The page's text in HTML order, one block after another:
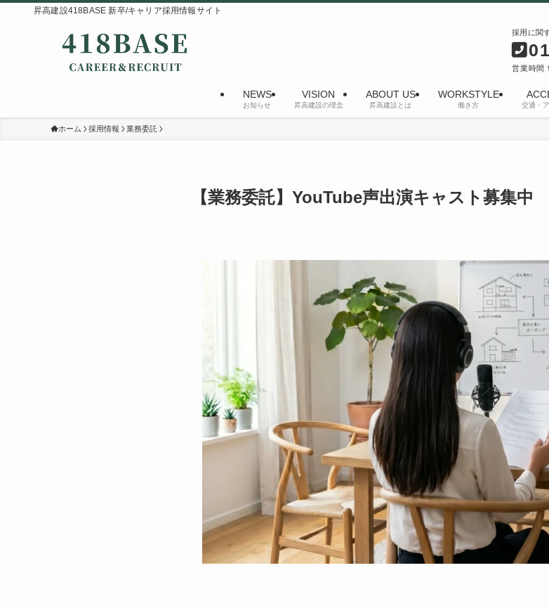
昇高建設418BASE 新卒/キャリア採用情報サイト
採用に関
営業時間
NEWS
お知らせ
VISION
昇高建設の理念
ABOUT US
昇高建設とは
WORKSTYLE
働き方 交通・
ホーム 採用情報 業務委託
【業務委託】YouTube声出演キャスト募集中